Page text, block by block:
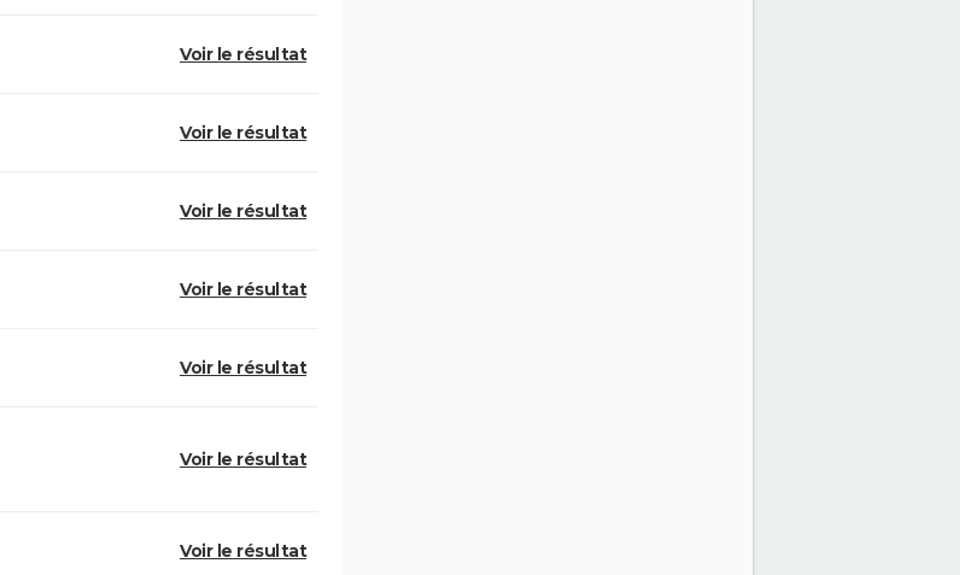
Voir le résultat
Voir le résultat
Voir le résultat
Voir le résultat
Voir le résultat
Voir le résultat
Voir le résultat